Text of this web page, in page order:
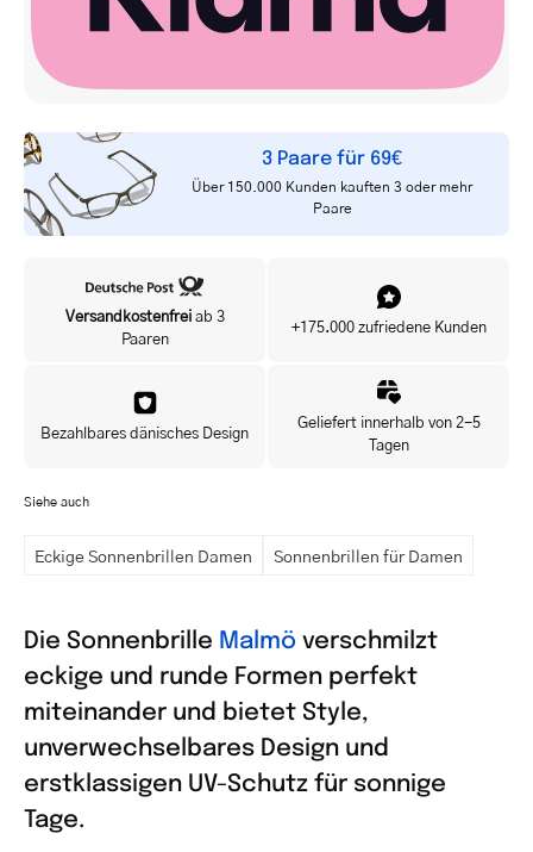
Adresse
3 Paare für 69€
Über 150.000 Kunden kauften 3 oder mehr
Paare
Versandkostenfreiab 3
Paaren
+175.000 zufriedene Kunden
Bezahlbares dänisches Design
Geliefert innerhalb von 2-5
Tagen
Siehe auch
Eckige Sonnenbrillen Damen Sonnenbrillen für Damen
Die Sonnenbrille Malmö verschmilzt
eckige und runde Formen perfekt
miteinander und bietet Style,
unverwechselbares Design und
erstklassigen UV-Schutz für sonnige
Tage.